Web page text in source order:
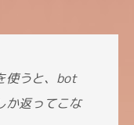
使うと、bot
か返ってこな